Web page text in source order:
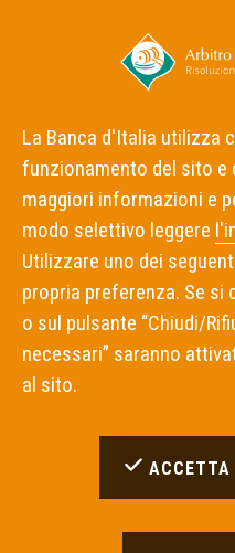
Home
Notizie
Tirocini extracurriculari
della Sede di Bari della Banca
NOTIZIE 26 MAGGIO
Tirocini
presso la
dell'ABF
della Banca
La Banca d'Italia utilizza
funzionamento del sito e
maggiori informazioni e
modo selettivo leggere
Utilizzare uno dei
propria preferenza. Se si
o sul pulsante “Chiudi/
necessari” saranno
al sito.